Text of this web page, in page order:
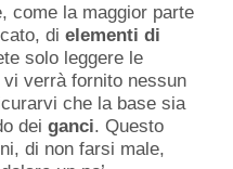
come la maggior parte
di elementi di
solo leggere le
verrà fornito nessun
che la base sia
dei ganci. Questo
di non farsi male,